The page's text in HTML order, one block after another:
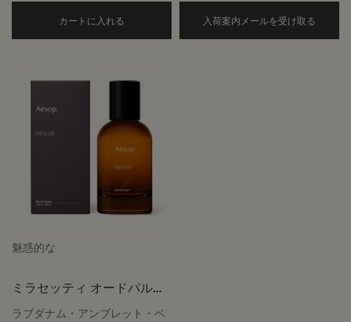
カートに入れる Add the イーディシス オードパルファム to
入荷案内メールを受け取る
魅惑的な
ミラセッティ オードパルフ
ァム
ラブダナム・アンブレット・ベ